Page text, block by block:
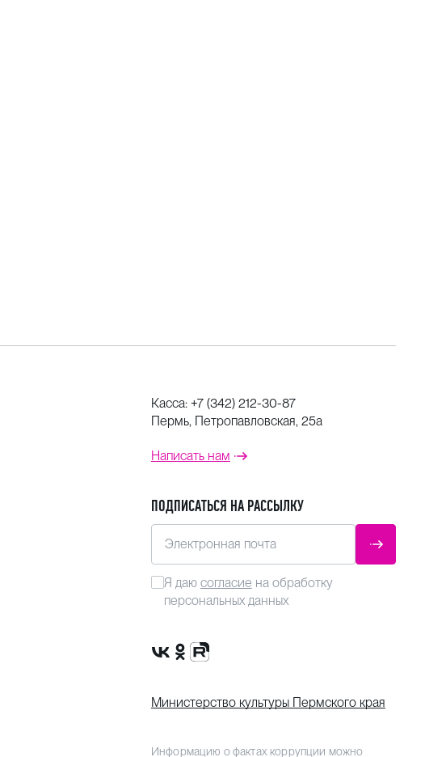
Касса: +7 (342) 212-30-87
Пермь, Петропавловская, 25а
Написать нам
ПОДПИСАТЬСЯ НА РАССЫЛКУ
Электронная почта
Я даю согласие на обработку
персональных данных
Сообщество VK
Группа в одноклассниках
Канал Rutube
Министерство культуры Пермского края
Информацию о фактах коррупции можно